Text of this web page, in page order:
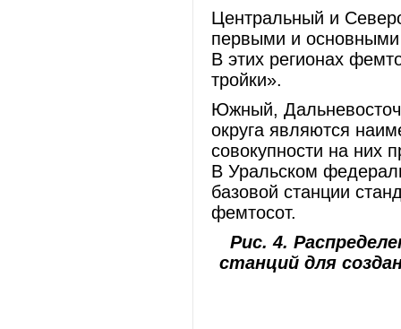
Центральный и
первыми и
В этих регионах
тройки».
Южный,
округа являются
совокупности на них
В Уральском
базовой станции
фемтосот.
Рис. 4.
станций для